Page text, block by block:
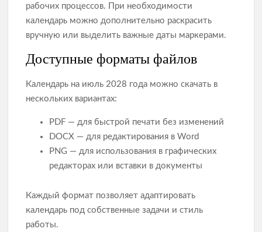
рабочих процессов. При необходимости
календарь можно дополнительно раскрасить
вручную или выделить важные даты маркерами.
Доступные форматы файлов
Календарь на июль 2028 года можно скачать в
нескольких вариантах:
PDF — для быстрой печати без изменений
DOCX — для редактирования в Word
PNG — для использования в графических
редакторах или вставки в документы
Каждый формат позволяет адаптировать
календарь под собственные задачи и стиль
работы.